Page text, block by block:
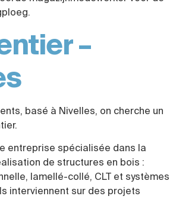
–
basé à Nivelles, on cherche un
entreprise spécialisée dans la
de structures en bois :
lamellé-collé, CLT et systèmes
interviennent sur des projets